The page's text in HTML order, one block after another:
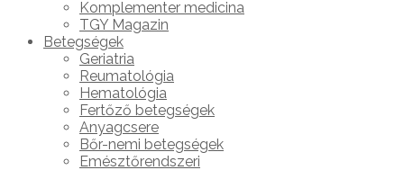
Komplementer medicina
TGY Magazin
Betegségek
Geriatria
Reumatológia
Hematológia
Fertőző betegségek
Anyagcsere
Bőr-nemi betegségek
Emésztőrendszeri